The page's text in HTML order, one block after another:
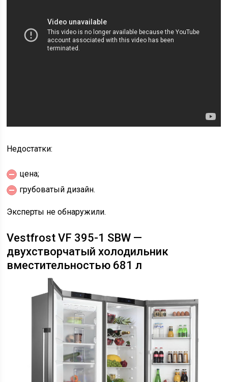
Недостатки:
цена;
грубоватый дизайн.
Эксперты не обнаружили.
Vestfrost VF 395-1 SBW —
двухстворчатый холодильник
вместительностью 681 л